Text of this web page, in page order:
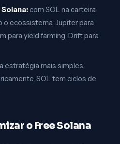
com SOL na carteira
ecossistema, Jupiter para
para yield farming, Drift para
a estratégia mais simples,
SOL tem ciclos de
o Free Solana